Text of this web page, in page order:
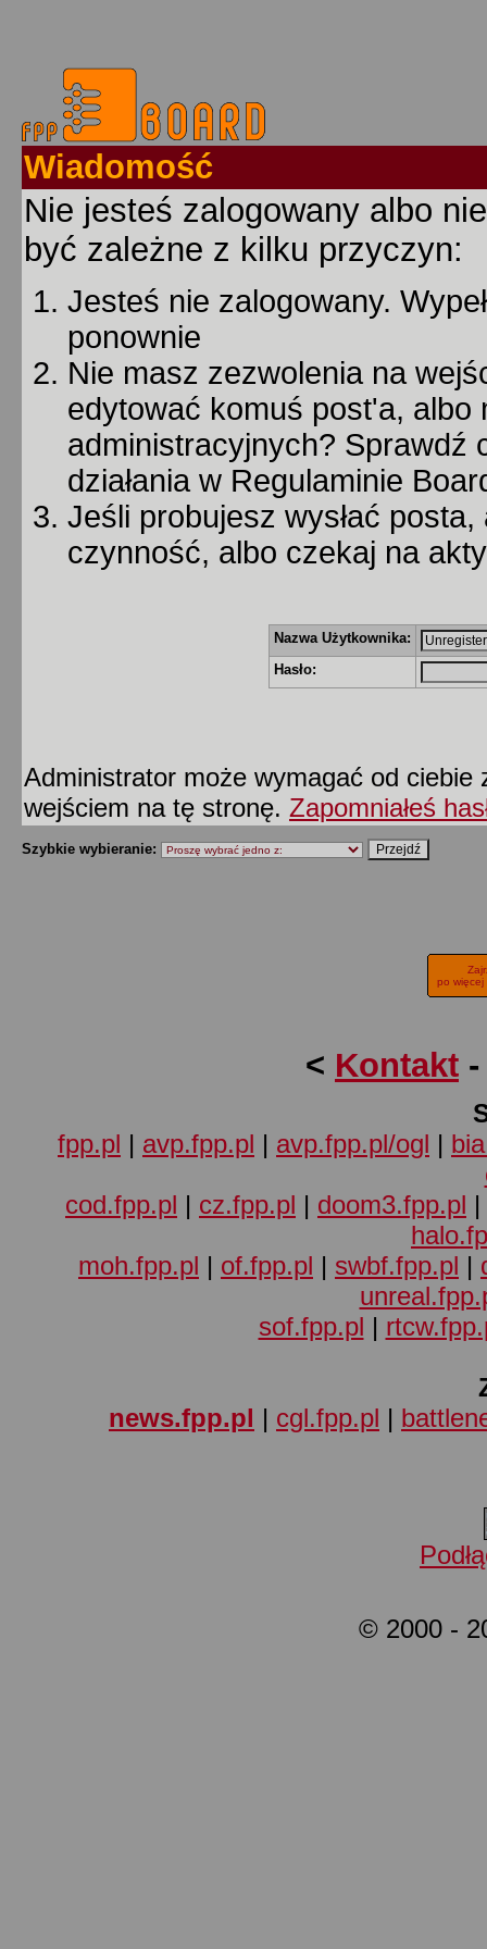
Wiadomość
Nie jesteś zalogowany albo
być zależne z kilku przyczyn:
Jesteś nie zalogowany.
ponownie
Nie masz zezwolenia na
edytować komuś post'a, albo
administracyjnych? Sprawdź
działania w Regulaminie
Jeśli probujesz wysłać
czynność, albo czekaj na
Nazwa Użytkownika:
Hasło:
Administrator może wymagać od
wejściem na tę stronę. Zapomniałeś
Szybkie wybieranie:
po więcej
< Kontakt
fpp.pl | avp.fpp.pl | avp.fpp.pl/ogl |
cod.fpp.pl | cz.fpp.pl | doom3.fpp.pl |
moh.fpp.pl | of.fpp.pl | swbf.fpp.pl |
sof.fpp.pl |
news.fpp.pl | cgl.fpp.pl |
© 2000 -